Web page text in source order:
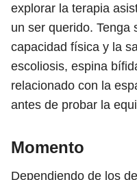
explorar la terapia
un ser querido. Tenga
capacidad física y la
escoliosis, espina
relacionado con la
antes de probar la
Momento
Dependiendo de los